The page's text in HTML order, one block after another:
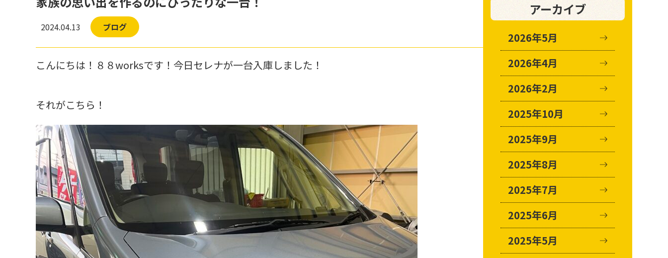
2024.04.13 ブログ
こんにちは！８８worksです！今日セレナが一台入庫しました！
それがこちら！
アーカイブ
2026年5月
2026年4月
2026年2月
2025年10月
2025年9月
2025年8月
2025年7月
2025年6月
2025年5月